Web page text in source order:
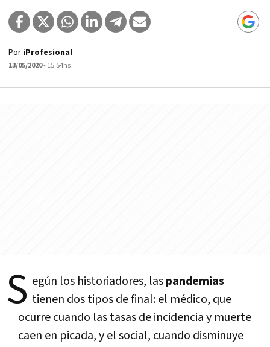
Por iProfesional
13/05/2020- 15:54hs
S egún los historiadores, laspandemias
tienen dos tipos de final: el médico, que
ocurre cuando las tasas de incidencia y muerte
caen en picada, y el social, cuando disminuye